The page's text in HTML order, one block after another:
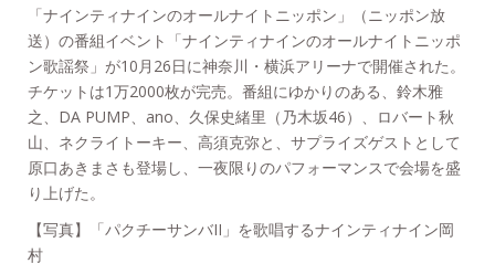
「ナインティナインのオールナイトニッポン」（ニッポン放
送）の番組イベント「ナインティナインのオールナイトニッポ
ン歌謡祭」が10月26日に神奈川・横浜アリーナで開催された。
チケットは1万2000枚が完売。番組にゆかりのある、鈴木雅
之、DA PUMP、ano、久保史緒里（乃木坂46）、ロバート秋
山、ネクライトーキー、高須克弥と、サプライズゲストとして
原口あきまさも登場し、一夜限りのパフォーマンスで会場を盛
り上げた。
【写真】「パクチーサンバII」を歌唱するナインティナイン岡
村